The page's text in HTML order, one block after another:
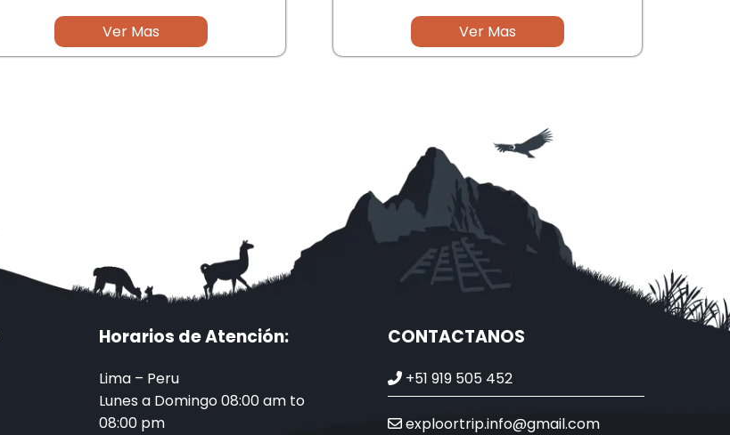
Ver Mas Ver Mas
Horarios de Atención:
Lima – Peru
Lunes a Domingo 08:00 am to
08:00 pm
CONTACTANOS
+51 919 505 452
exploortrip.info@gmail.com